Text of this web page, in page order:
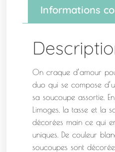
Informations
On craque d’amour
duo qui se compose
sa soucoupe assortie.
Limoges, la tasse et la
décorées main ce qui
uniques. De couleur
soucoupes sont